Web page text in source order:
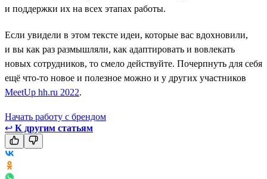
и поддержки их на всех этапах работы.
Если увидели в этом тексте идеи, которые вас вдохновили,
и вы как раз размышляли, как адаптировать и вовлекать
новых сотрудников, то смело действуйте. Почерпнуть для себя
ещё что-то новое и полезное можно и у других участников
MeetUp hh.ru 2022.
Начать работу с брендом
↩ К другим статьям